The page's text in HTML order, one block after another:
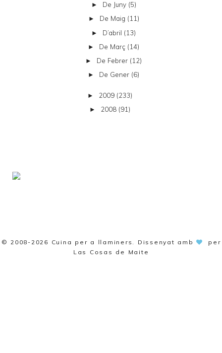
► De Juny (5)
► De Maig (11)
► D’abril (13)
► De Març (14)
► De Febrer (12)
► De Gener (6)
► 2009 (233)
► 2008 (91)
© 2008-2026 Cuina per a llaminers . Dissenyat amb
per
Las Cosas de Maite